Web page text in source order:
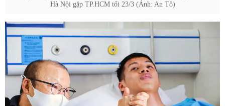
Hà Nội gặp TP.HCM tối 23/3 (Ảnh: An Tô)